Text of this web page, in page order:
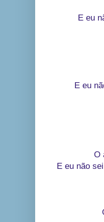
E eu
E eu
O
E eu não